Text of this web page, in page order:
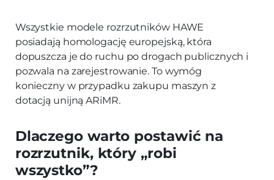
Wszystkie modele rozrzutników HAWE
posiadają homologację europejską, która
dopuszcza je do ruchu po drogach publicznych i
pozwala na zarejestrowanie. To wymóg
konieczny w przypadku zakupu maszyn z
dotacją unijną ARiMR.
Dlaczego warto postawić na
rozrzutnik, który „robi
wszystko”?